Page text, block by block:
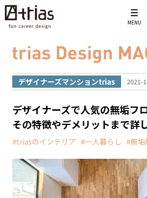
MENU
デザイナーズマンションtrias 2021-
デザイナーズで人気の無垢フ
その特徴やデメリットまで詳
triasのインテリア 一人暮らし 無垢